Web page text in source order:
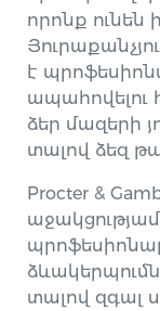
որոնք ունեն
է
ապահովելու
ձեր մազերի
տալով ձեզ
Procter &
տալով զգալ